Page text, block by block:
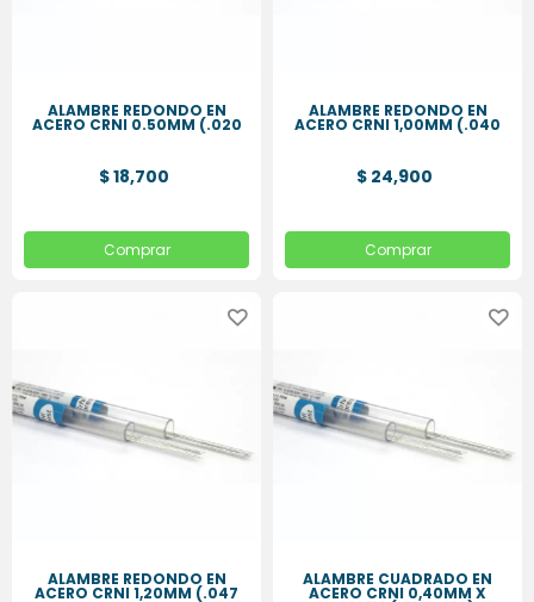
ALAMBRE REDONDO EN
ACERO CRNI 0.50MM (.020
$ 18,700
Comprar
ALAMBRE REDONDO EN
ACERO CRNI 1,00MM (.040
$ 24,900
Comprar
ALAMBRE REDONDO EN
ACERO CRNI 1,20MM (.047
ALAMBRE CUADRADO EN
ACERO CRNI 0,40MM X